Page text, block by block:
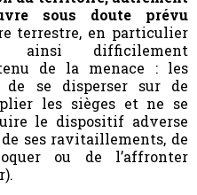
sous doute prévu
terrestre, en particulier
ainsi difficilement
de la menace : les
de se disperser sur de
les sièges et ne se
le dispositif adverse
de ses ravitaillements, de
ou de l’affronter